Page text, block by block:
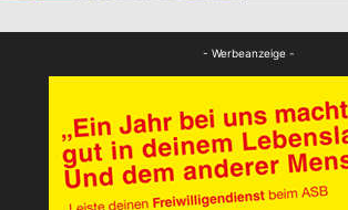
- Werbeanzeige -